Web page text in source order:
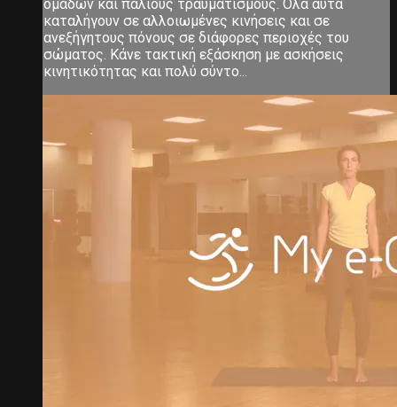
ομάδων και παλιούς τραυματισμούς. Όλα αυτά
καταλήγουν σε αλλοιωμένες κινήσεις και σε
ανεξήγητους πόνους σε διάφορες περιοχές του
σώματος. Κάνε τακτική εξάσκηση με ασκήσεις
κινητικότητας και πολύ σύντο...